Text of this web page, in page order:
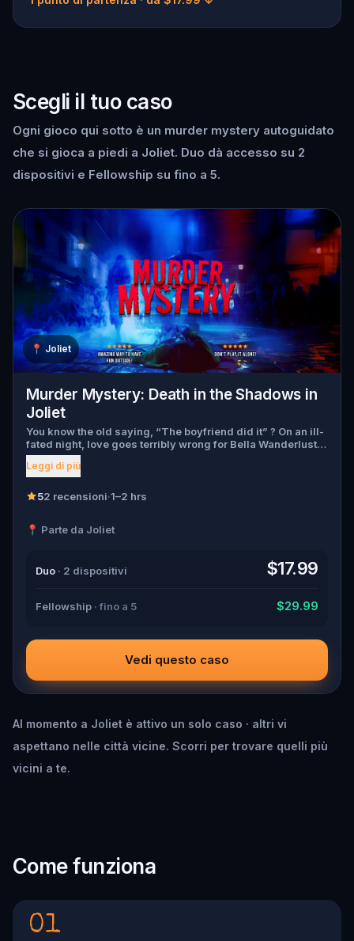
Scegli il tuo caso
Ogni gioco qui sotto è un murder mystery autoguidato
che si gioca a piedi a Joliet. Duo dà accesso su 2
dispositivi e Fellowship su fino a 5.
📍 Joliet
Murder Mystery: Death in the Shadows in
Joliet
You know the old saying, “The boyfriend did it” ? On an ill-
fated night, love goes terribly wrong for Bella Wanderlust
and Walter Bridges . Bella, a famous travel blogger, was
found dead during a ghost tour led by the theatrical Percy
Walter, the obsessed boyfriend? Percy, the ghost tour
suspects, and expose the real murderer before they strike
Leggi di più
52 recensioni·1–2 hrs
📍 Parte da Joliet
Duo · 2 dispositivi $17.99
Fellowship · fino a 5 $29.99
Vedi questo caso
Al momento a Joliet è attivo un solo caso · altri vi
aspettano nelle città vicine. Scorri per trovare quelli più
vicini a te.
Come funziona
01